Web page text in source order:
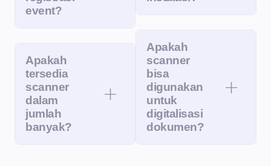
event?
Apakah
tersedia
scanner
dalam
jumlah
banyak?
Apakah
scanner
bisa
digunakan
untuk
digitalisasi
dokumen?